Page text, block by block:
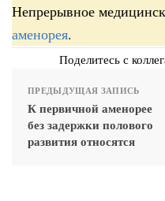
Непрерывное
аменорея.
Поделитесь с
ПРЕДЫДУЩАЯ ЗАПИСЬ
К первичной аменорее
без задержки полового
развития относятся